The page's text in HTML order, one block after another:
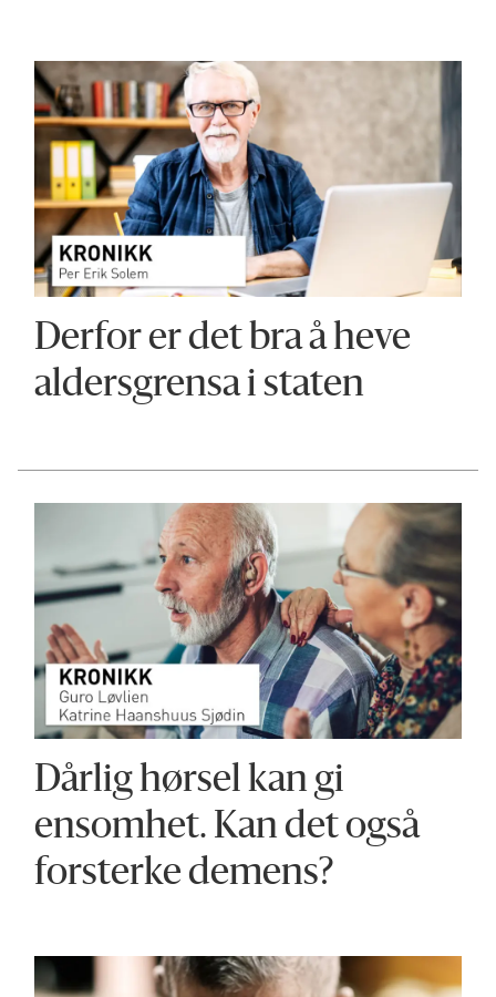
Derfor er det bra å heve
aldersgrensa i staten
Dårlig hørsel kan gi
ensomhet. Kan det også
forsterke demens?